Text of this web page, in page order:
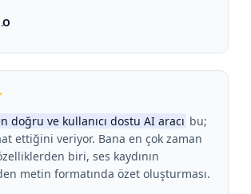
doğru ve kullanıcı dostu AI aracı bu;
ettiğini veriyor. Bana en çok zaman
biri, ses kaydının
metin formatında özet oluşturması.